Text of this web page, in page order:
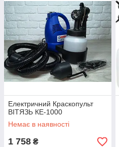
Електричний Краскопульт
ВІТЯЗЬ КЕ-1000
Немає в наявності
1 758 ₴